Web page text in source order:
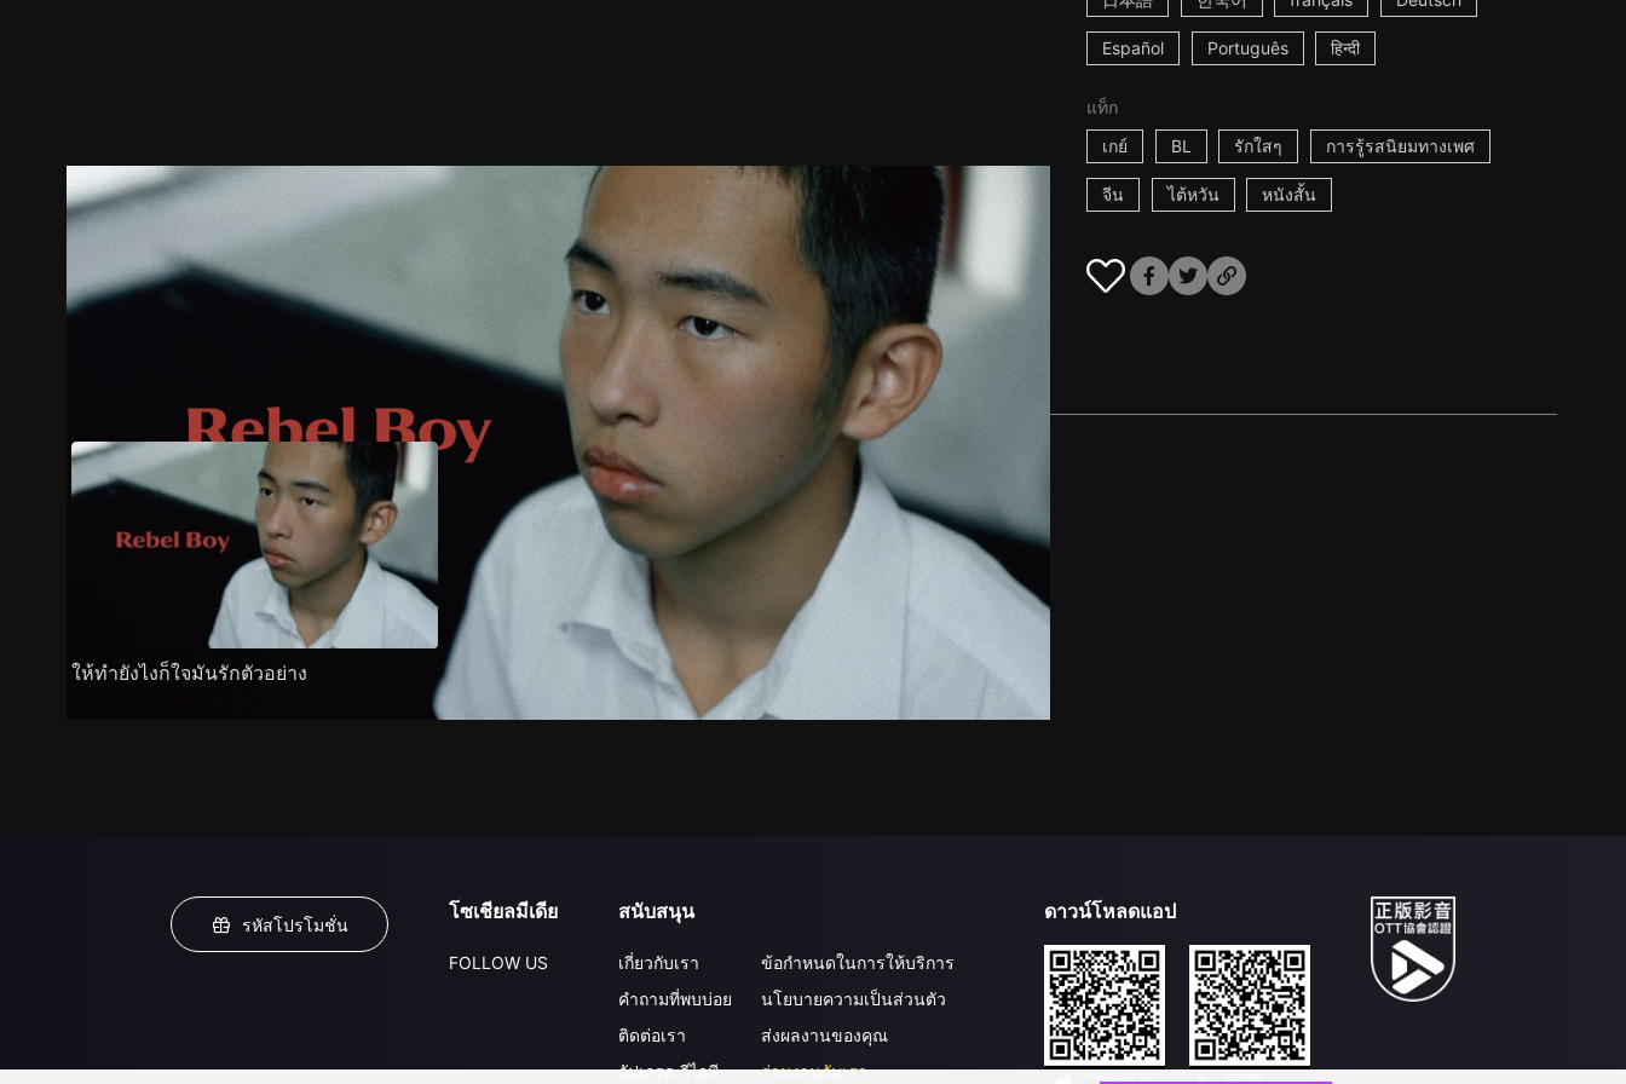
Español Português हिन्दी
แท็ก
เกย์
BL รักใสๆ การรู้รสนิยมทางเพศ
จีน ไต้หวัน หนังสั้น
รายละเอียด
ให้ทำยังไงก็ใจมันรักตัวอย่าง
รหัสโปรโมชั่น
โซเชียลมีเดีย
FOLLOW US
สนับสนุน
เกี่ยวกับเรา
คำถามที่พบบ่อย
ติดต่อเรา
อัปเกรด วีไอพี
ข้อกำหนดในการให้บริการ
นโยบายความเป็นส่วนตัว
ส่งผลงานของคุณ
ร่วมงานกับเรา
ดาวน์โหลดแอป